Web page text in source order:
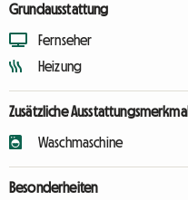
Grundausstattung
Fernseher
Heizung
Zusätzliche
Waschmaschine
Besonderheiten